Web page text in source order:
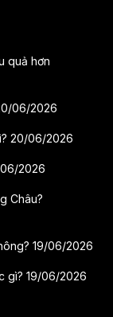
quả hơn
06/2026
20/06/2026
2026
Châu?
19/06/2026
gì? 19/06/2026